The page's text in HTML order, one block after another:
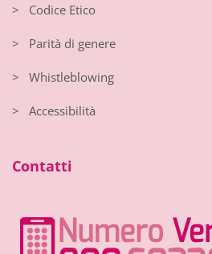
> Codice Etico
> Parità di genere
> Whistleblowing
> Accessibilità
Contatti